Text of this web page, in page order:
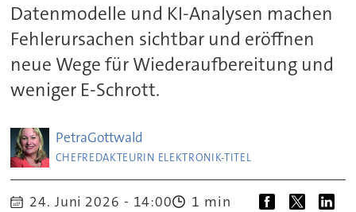
Datenmodelle und KI-Analysen machen
Fehlerursachen sichtbar und eröffnen
neue Wege für Wiederaufbereitung und
weniger E-Schrott.
PetraGottwald
CHEFREDAKTEURIN ELEKTRONIK-TITEL
24. Juni 2026 - 14:00 1 min